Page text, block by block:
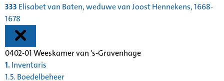
333 Elisabet van Baten, weduwe van Joost Hennekens, 1668-
1678
0402-01 Weeskamer van 's-Gravenhage
1.Inventaris
1.5. Boedelbeheer